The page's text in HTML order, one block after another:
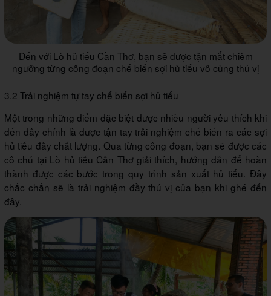
Đến với Lò hủ tiếu Cần Thơ, bạn sẽ được tận mắt chiêm
ngưỡng từng công đoạn chế biến sợi hủ tiếu vô cùng thú vị
3.2 Trải nghiệm tự tay chế biến sợi hủ tiếu
Một trong những điểm đặc biệt được nhiều người yêu thích khi
đến đây chính là được tận tay trải nghiệm chế biến ra các sợi
hủ tiếu đầy chất lượng. Qua từng công đoạn, bạn sẽ được các
cô chú tại Lò hủ tiếu Cần Thơ giải thích, hướng dẫn để hoàn
thành được các bước trong quy trình sản xuất hủ tiếu. Đây
chắc chắn sẽ là trải nghiệm đầy thú vị của bạn khi ghé đến
đây.